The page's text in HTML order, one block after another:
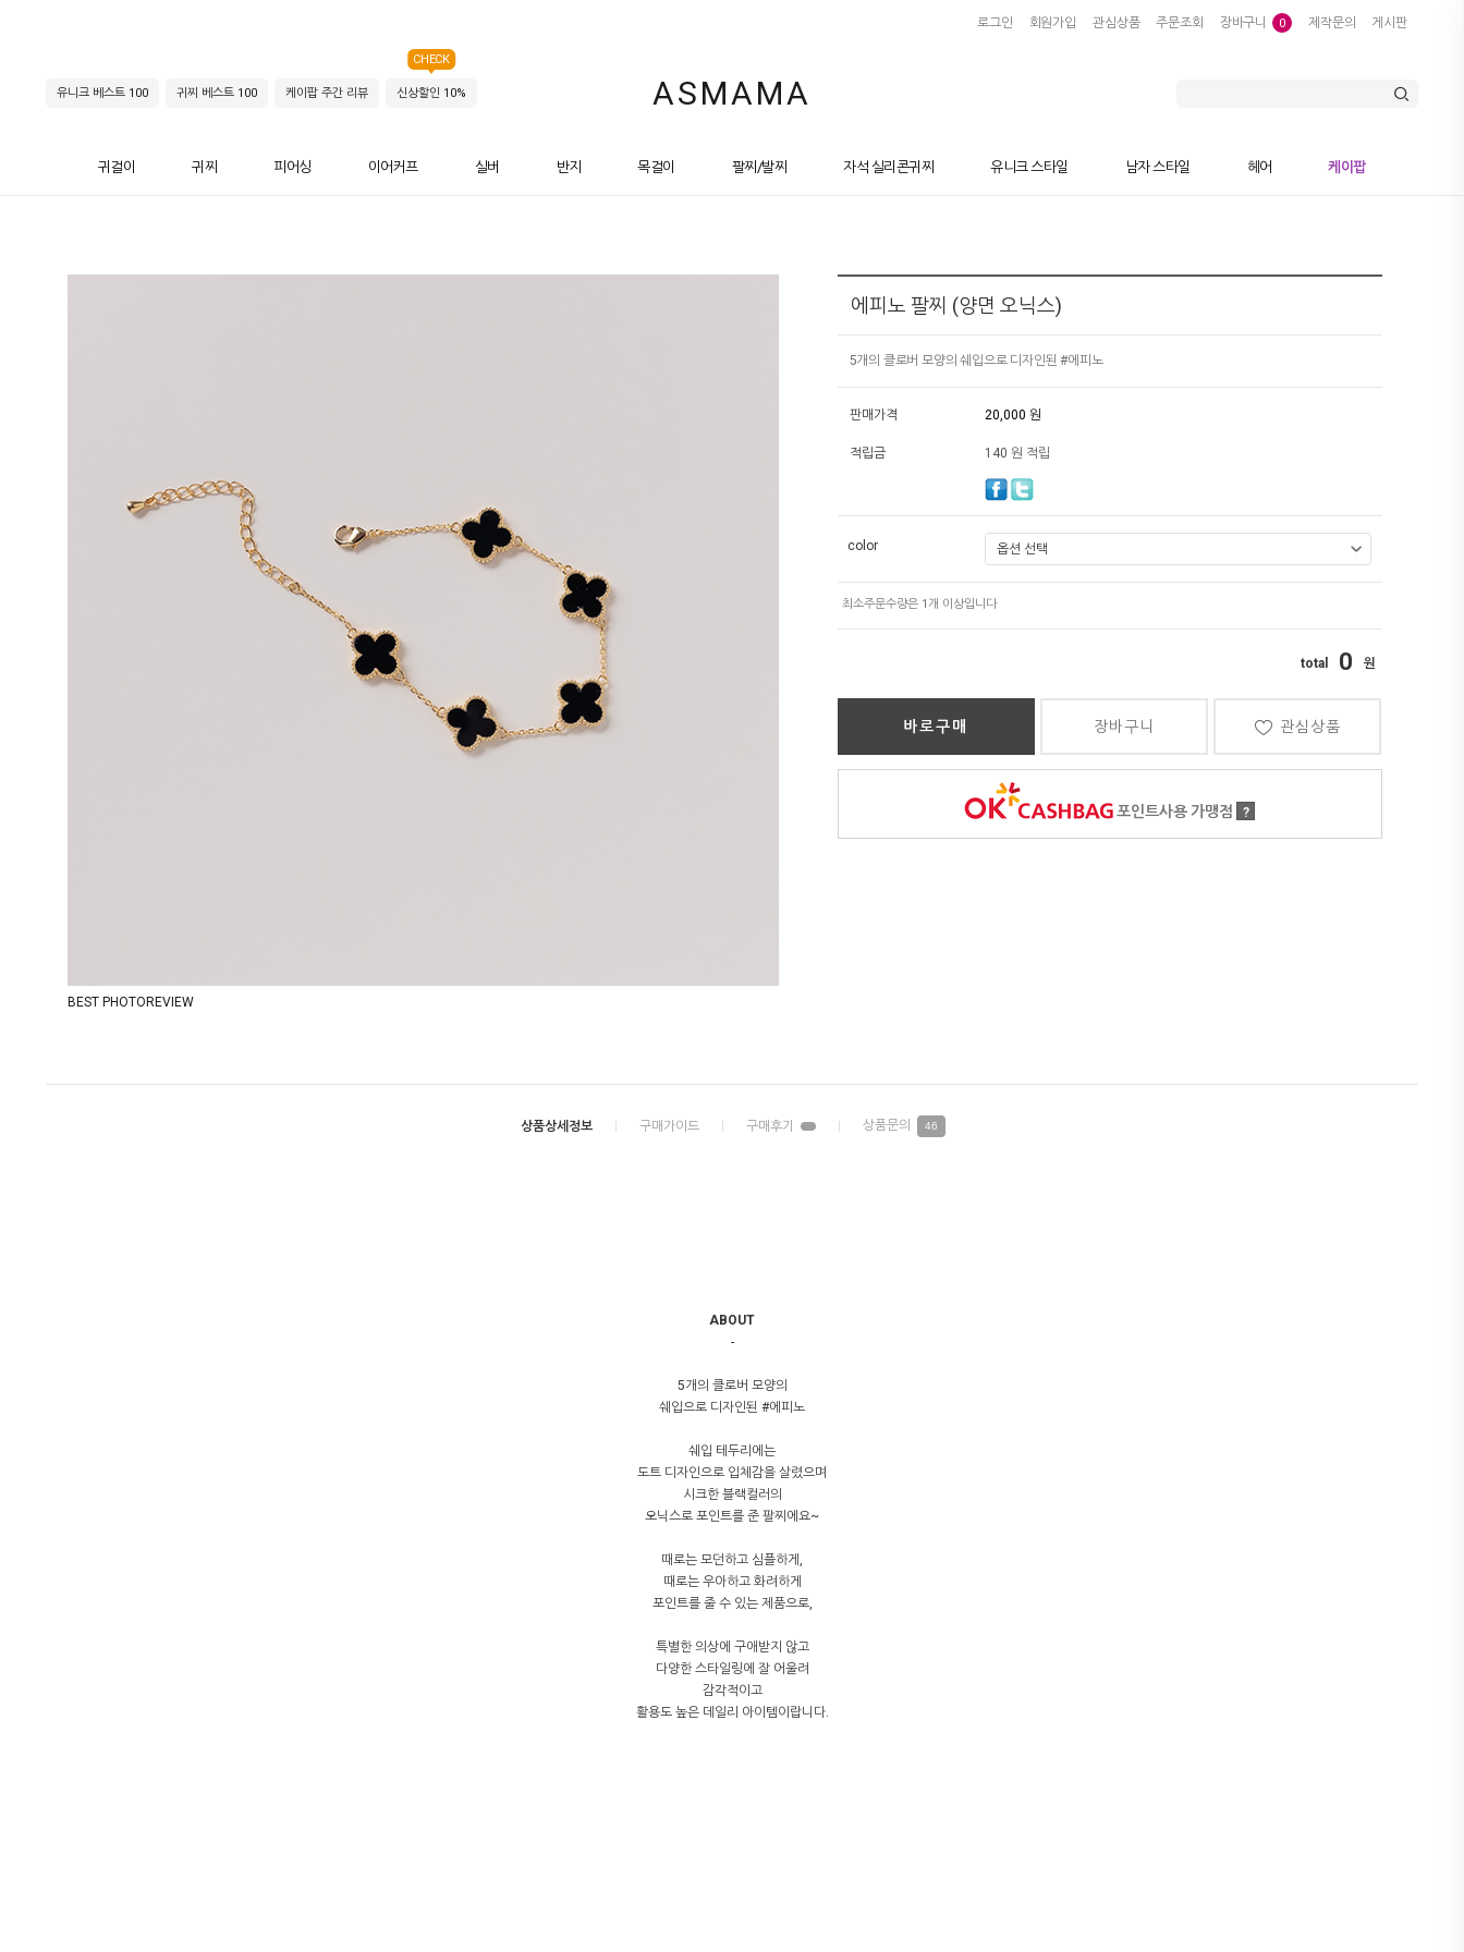
로그인 회원가입 관심상품 주문조회 장바구니 0 제작문의 게시판
ASMAMA
유니크 베스트 100 귀찌 베스트 100 케이팝 주간 리뷰 신상할인 10%
CHECK
귀걸이 귀찌 피어싱 이어커프 실버 반지 목걸이 팔찌/발찌 자석 실리콘귀찌 유니크 스타일 남자 스타일 헤어 케이팝
BEST PHOTOREVIEW
에피노 팔찌 (양면 오닉스)
5개의 클로버 모양의 쉐입으로 디자인된 #에피노
판매가격 20,000 원
적립금 140 원 적립
color
0
바로구매 장바구니 관심상품
포인트사용 가맹점 ?
46
ABOUT
-
5개의 클로버 모양의
쉐입으로 디자인된 #에피노
쉐입 테두리에는
도트 디자인으로 입체감을 살렸으며
시크한 블랙컬러의
오닉스로 포인트를 준 팔찌에요~
때로는 모던하고 심플하게,
때로는 우아하고 화려하게
포인트를 줄 수 있는 제품으로,
특별한 의상에 구애받지 않고
다양한 스타일링에 잘 어울려
감각적이고
활용도 높은 데일리 아이템이랍니다.